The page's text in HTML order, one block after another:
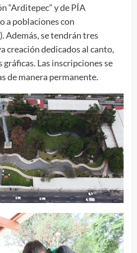
“Arditepec” y de PÍA
a poblaciones con
Además, se tendrán tres
creación dedicados al canto,
Las inscripciones se
de manera permanente.